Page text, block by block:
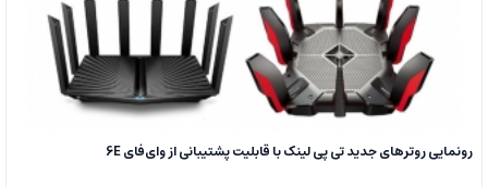
رونمایی روترهای جدید تی پی لینک با قابلیت پشتیبانی از وای‌فای 6E